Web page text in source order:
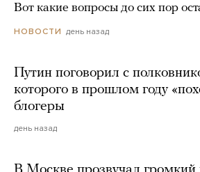
Вот какие вопросы до сих пор
НОВОСТИ день назад
Путин поговорил с
которого в прошлом году
блогеры
день назад